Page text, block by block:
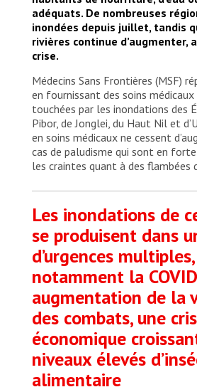
© MSF/Tetiana Gaviuk
adéquats. De nombreuses
inondées depuis juillet, tandis
rivières continue d’augmenter,
crise.
Médecins Sans Frontières (MSF)
en fournissant des soins
touchées par les inondations des
Pibor, de Jonglei, du Haut Nil et
en soins médicaux ne cessent
cas de paludisme qui sont en
les craintes quant à des flambées
Les inondations de
se produisent dans
d’urgences multiples,
notamment la
augmentation de la
des combats, une
économique
niveaux élevés
alimentaire